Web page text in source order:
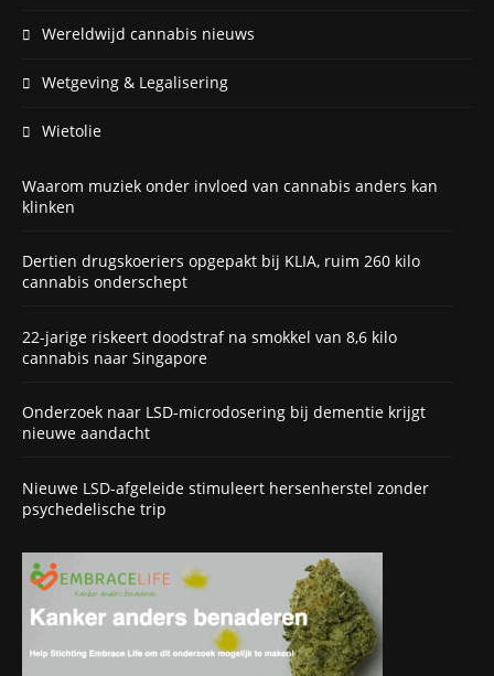
Wereldwijd cannabis nieuws
Wetgeving & Legalisering
Wietolie
Waarom muziek onder invloed van cannabis anders kan
klinken
Dertien drugskoeriers opgepakt bij KLIA, ruim 260 kilo
cannabis onderschept
22-jarige riskeert doodstraf na smokkel van 8,6 kilo
cannabis naar Singapore
Onderzoek naar LSD-microdosering bij dementie krijgt
nieuwe aandacht
Nieuwe LSD-afgeleide stimuleert hersenherstel zonder
psychedelische trip